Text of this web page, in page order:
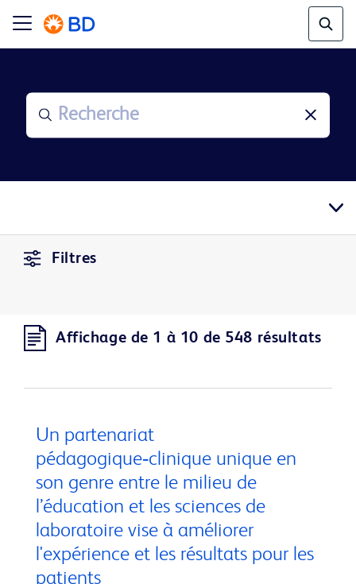
Filtres
Affichage de 1 à 10 de 548 résultats
Un partenariat
pédagogique‑clinique unique en
son genre entre le milieu de
l’éducation et les sciences de
laboratoire vise à améliorer
l'expérience et les résultats pour les
patients